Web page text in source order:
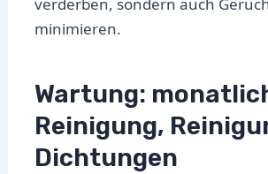
verderben, sondern auch
minimieren.
Wartung:
Reinigung,
Dichtungen